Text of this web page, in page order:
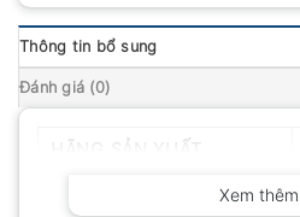
Thông tin bổ sung
Đánh giá (0)
Xem thêm